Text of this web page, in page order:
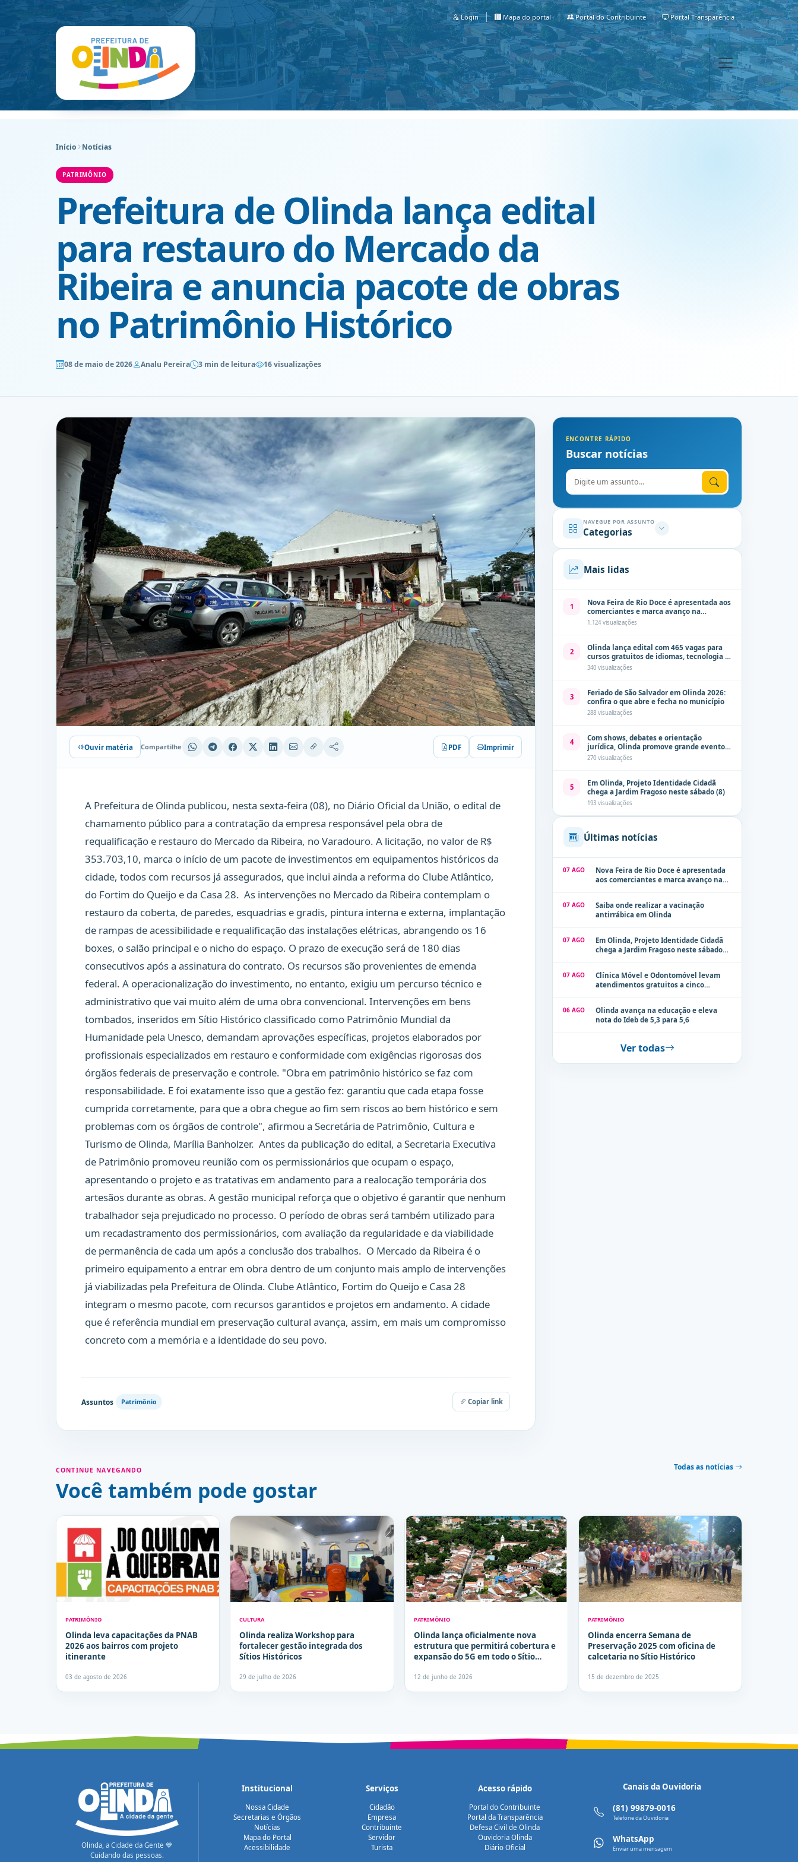
Login Mapa do portal Portal do Contribuinte Portal Transparência
Início Notícias
PATRIMÔNIO
Prefeitura de Olinda lança edital
para restauro do Mercado da
Ribeira e anuncia pacote de obras
no Patrimônio Histórico
08 de maio de 2026 Analu Pereira 3 min de leitura 16 visualizações
Ouvir matéria Compartilhe PDF Imprimir
A Prefeitura de Olinda publicou, nesta sexta-feira (08), no Diário Oficial da União, o edital de
chamamento público para a contratação da empresa responsável pela obra de
requalificação e restauro do Mercado da Ribeira, no Varadouro. A licitação, no valor de R$
353.703,10, marca o início de um pacote de investimentos em equipamentos históricos da
cidade, todos com recursos já assegurados, que inclui ainda a reforma do Clube Atlântico,
do Fortim do Queijo e da Casa 28. As intervenções no Mercado da Ribeira contemplam o
restauro da coberta, de paredes, esquadrias e gradis, pintura interna e externa, implantação
de rampas de acessibilidade e requalificação das instalações elétricas, abrangendo os 16
boxes, o salão principal e o nicho do espaço. O prazo de execução será de 180 dias
consecutivos após a assinatura do contrato. Os recursos são provenientes de emenda
federal. A operacionalização do investimento, no entanto, exigiu um percurso técnico e
administrativo que vai muito além de uma obra convencional. Intervenções em bens
tombados, inseridos em Sítio Histórico classificado como Patrimônio Mundial da
Humanidade pela Unesco, demandam aprovações específicas, projetos elaborados por
profissionais especializados em restauro e conformidade com exigências rigorosas dos
órgãos federais de preservação e controle. "Obra em patrimônio histórico se faz com
responsabilidade. E foi exatamente isso que a gestão fez: garantiu que cada etapa fosse
cumprida corretamente, para que a obra chegue ao fim sem riscos ao bem histórico e sem
problemas com os órgãos de controle", afirmou a Secretária de Patrimônio, Cultura e
Turismo de Olinda, Marília Banholzer. Antes da publicação do edital, a Secretaria Executiva
de Patrimônio promoveu reunião com os permissionários que ocupam o espaço,
apresentando o projeto e as tratativas em andamento para a realocação temporária dos
artesãos durante as obras. A gestão municipal reforça que o objetivo é garantir que nenhum
trabalhador seja prejudicado no processo. O período de obras será também utilizado para
um recadastramento dos permissionários, com avaliação da regularidade e da viabilidade
de permanência de cada um após a conclusão dos trabalhos. O Mercado da Ribeira é o
primeiro equipamento a entrar em obra dentro de um conjunto mais amplo de intervenções
já viabilizadas pela Prefeitura de Olinda. Clube Atlântico, Fortim do Queijo e Casa 28
integram o mesmo pacote, com recursos garantidos e projetos em andamento. A cidade
que é referência mundial em preservação cultural avança, assim, em mais um compromisso
concreto com a memória e a identidade do seu povo.
Assuntos Patrimônio Copiar link
ENCONTRE RÁPIDO
Buscar notícias
Digite o assunto
NAVEGUE POR ASSUNTO
Categorias
Mais lidas
1
Nova Feira de Rio Doce é apresentada aos
comerciantes e marca avanço na
modernização dos espaços públicos de
1.124 visualizações
2
Olinda lança edital com 465 vagas para
cursos gratuitos de idiomas, tecnologia e
comunicação
340 visualizações
3
Feriado de São Salvador em Olinda 2026:
confira o que abre e fecha no município
288 visualizações
4
Com shows, debates e orientação
jurídica, Olinda promove grande evento
de combate à violência contra a mulher
neste sábado (8)
270 visualizações
5
Em Olinda, Projeto Identidade Cidadã
chega a Jardim Fragoso neste sábado (8)
193 visualizações
Últimas notícias
07 AGO
Nova Feira de Rio Doce é apresentada
aos comerciantes e marca avanço na
07 AGO
Saiba onde realizar a vacinação
antirrábica em Olinda
07 AGO
Em Olinda, Projeto Identidade Cidadã
chega a Jardim Fragoso neste sábado
07 AGO
Clínica Móvel e Odontomóvel levam
atendimentos gratuitos a cinco
06 AGO
Olinda avança na educação e eleva
nota do Ideb de 5,3 para 5,6
Ver todas
CONTINUE NAVEGANDO
Você também pode gostar
Todas as notícias
PATRIMÔNIO
Olinda leva capacitações da PNAB
2026 aos bairros com projeto
itinerante
03 de agosto de 2026
CULTURA
Olinda realiza Workshop para
fortalecer gestão integrada dos
Sítios Históricos
29 de julho de 2026
PATRIMÔNIO
Olinda lança oficialmente nova
estrutura que permitirá cobertura e
expansão do 5G em todo o Sítio
12 de junho de 2026
PATRIMÔNIO
Olinda encerra Semana de
Preservação 2025 com oficina de
calcetaria no Sítio Histórico
15 de dezembro de 2025
Olinda, a Cidade da Gente 💙
Cuidando das pessoas.
Institucional
Nossa Cidade
Secretarias e Órgãos
Notícias
Mapa do Portal
Acessibilidade
Serviços
Cidadão
Empresa
Contribuinte
Servidor
Turista
Acesso rápido
Portal do Contribuinte
Portal da Transparência
Defesa Civil de Olinda
Ouvidoria Olinda
Diário Oficial
Canais da Ouvidoria
(81) 99879-0016
Telefone da Ouvidoria
WhatsApp
Enviar uma mensagem